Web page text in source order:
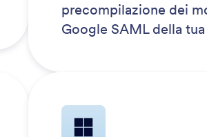
precompilazione dei
Google SAML della